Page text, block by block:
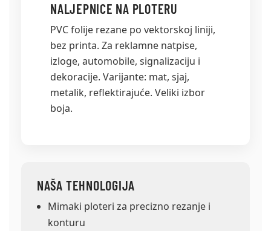
NALJEPNICE NA PLOTERU
PVC folije rezane po vektorskoj liniji,
bez printa. Za reklamne natpise,
izloge, automobile, signalizaciju i
dekoracije. Varijante: mat, sjaj,
metalik, reflektirajuće. Veliki izbor
boja.
NAŠA TEHNOLOGIJA
Mimaki ploteri za precizno rezanje i
konturu